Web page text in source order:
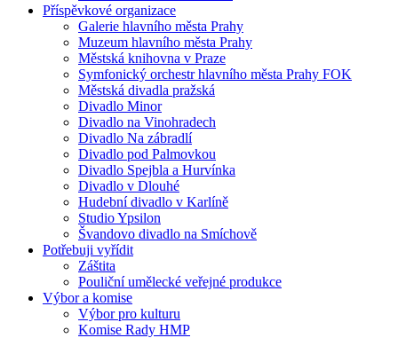
Příspěvkové organizace
Galerie hlavního města Prahy
Muzeum hlavního města Prahy
Městská knihovna v Praze
Symfonický orchestr hlavního města Prahy FOK
Městská divadla pražská
Divadlo Minor
Divadlo na Vinohradech
Divadlo Na zábradlí
Divadlo pod Palmovkou
Divadlo Spejbla a Hurvínka
Divadlo v Dlouhé
Hudební divadlo v Karlíně
Studio Ypsilon
Švandovo divadlo na Smíchově
Potřebuji vyřídit
Záštita
Pouliční umělecké veřejné produkce
Výbor a komise
Výbor pro kulturu
Komise Rady HMP